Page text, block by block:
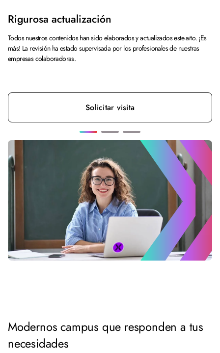
Rigurosa actualización
Todos nuestros contenidos han sido elaborados y actualizados este año. ¡Es
más! La revisión ha estado supervisada por los profesionales de nuestras
empresas colaboradoras.
Solicitar visita
Modernos campus que responden a tus
necesidades